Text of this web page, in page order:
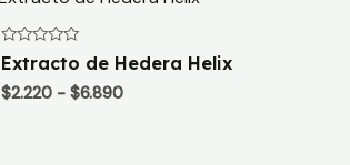
Valorado
con
0
de
Extracto de Hedera Helix
$2.220 - $6.890Rango